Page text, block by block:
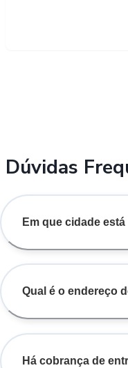
Dúvidas
Em que cidade
Qual é o endereço
Há cobrança de